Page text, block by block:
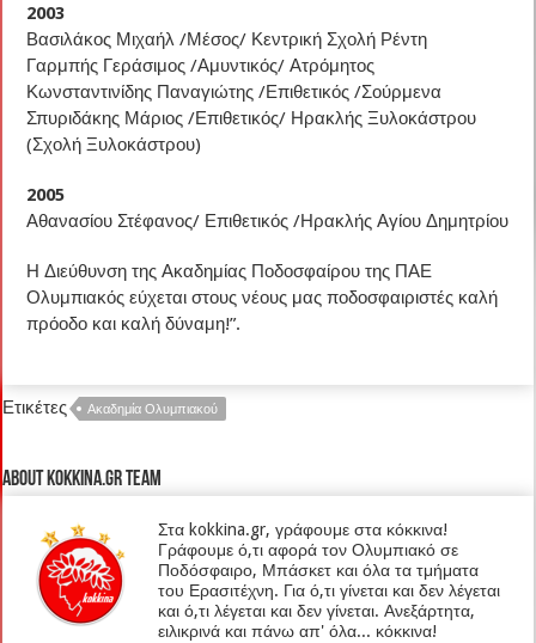
2003
Βασιλάκος Μιχαήλ /Μέσος/ Κεντρική Σχολή Ρέντη
Γαρμπής Γεράσιμος /Αμυντικός/ Ατρόμητος
Κωνσταντινίδης Παναγιώτης /Επιθετικός /Σούρμενα
Σπυριδάκης Μάριος /Επιθετικός/ Ηρακλής Ξυλοκάστρου
(Σχολή Ξυλοκάστρου)
2005
Αθανασίου Στέφανος/ Επιθετικός /Ηρακλής Αγίου Δημητρίου
Η Διεύθυνση της Ακαδημίας Ποδοσφαίρου της ΠΑΕ
Ολυμπιακός εύχεται στους νέους μας ποδοσφαιριστές καλή
πρόοδο και καλή δύναμη!”.
Ετικέτες Ακαδημία Ολυμπιακού
About kokkina.gr TEAM
Στα kokkina.gr, γράφουμε στα κόκκινα!
Γράφουμε ό,τι αφορά τον Ολυμπιακό σε
Ποδόσφαιρο, Μπάσκετ και όλα τα τμήματα
του Ερασιτέχνη. Για ό,τι γίνεται και δεν λέγεται
και ό,τι λέγεται και δεν γίνεται. Ανεξάρτητα,
ειλικρινά και πάνω απ' όλα... κόκκινα!